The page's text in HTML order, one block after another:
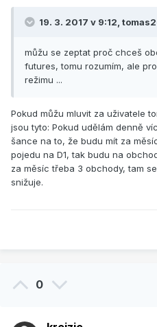
19. 3. 2017 v 9:12,
můžu se zeptat proč chceš
futures, tomu rozumím, ale
režimu ...
Pokud můžu mluvit za uživatele
jsou tyto: Pokud udělám denně
šance na to, že budu mít za
pojedu na D1, tak budu na
za měsíc třeba 3 obchody, tam
snižuje.
0